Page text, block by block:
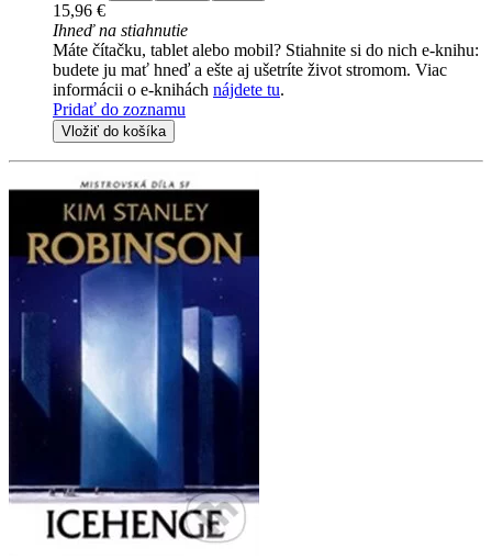
15,96 €
Ihneď na stiahnutie
Máte čítačku, tablet alebo mobil? Stiahnite si do nich e-knihu:
budete ju mať hneď a ešte aj ušetríte život stromom. Viac
informácii o e-knihách nájdete tu.
Pridať do zoznamu
Vložiť do košíka